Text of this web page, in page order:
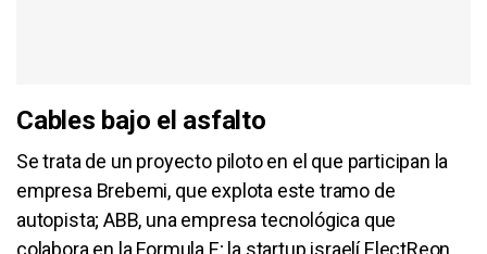
Cables bajo el asfalto
Se trata de un proyecto piloto en el que participan la
empresa Brebemi, que explota este tramo de
autopista; ABB, una empresa tecnológica que
colabora en la Formula E; la startup israelí ElectReon,